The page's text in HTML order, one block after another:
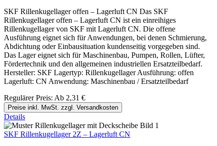
SKF Rillenkugellager offen – Lagerluft CN Das SKF
Rillenkugellager offen – Lagerluft CN ist ein einreihiges
Rillenkugellager von SKF mit Lagerluft CN. Die offene
Ausführung eignet sich für Anwendungen, bei denen Schmierung,
Abdichtung oder Einbausituation kundenseitig vorgegeben sind.
Das Lager eignet sich für Maschinenbau, Pumpen, Rollen, Lüfter,
Fördertechnik und den allgemeinen industriellen Ersatzteilbedarf.
Hersteller: SKF Lagertyp: Rillenkugellager Ausführung: offen
Lagerluft: CN Anwendung: Maschinenbau / Ersatzteilbedarf
Regulärer Preis: Ab 2,31 €
Preise inkl. MwSt. zzgl. Versandkosten
Details
SKF Rillenkugellager 2Z – Lagerluft CN